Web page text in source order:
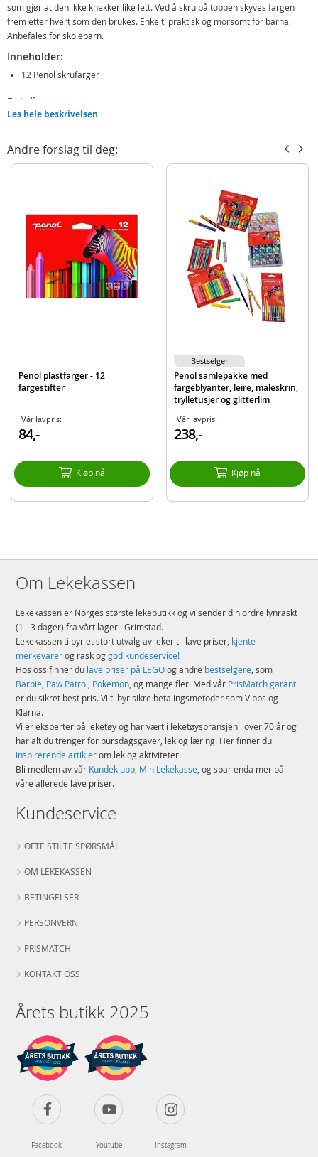
som gjør at den ikke knekker like lett. Ved å skru på toppen skyves fargen
frem etter hvert som den brukes. Enkelt, praktisk og morsomt for barna.
Anbefales for skolebarn.
Inneholder:
12 Penol skrufarger
Detaljer:
PVC-fri
Produktdetaljer
Modell 16000028
Merke
Les hele beskrivelsen
Andre forslag til deg:
Penol plastfarger - 12
fargestifter
Vår lavpris:
84,-
Kjøp nå
Penol samlepakke med
fargeblyanter, leire, maleskrin,
trylletusjer og glitterlim
Vår lavpris:
238,-
Kjøp nå
Bestselger
Om Lekekassen
Lekekassen er Norges største lekebutikk og vi sender din ordre lynraskt
(1 - 3 dager) fra vårt lager i Grimstad.
Lekekassen tilbyr et stort utvalg av leker til lave priser, kjente
merkevarerog rask oggod kundeservice!
Hos oss finner du lave priser på LEGOog andre bestselgere, som
Barbie, Paw Patrol, Pokemon, og mange fler. Med vår PrisMatch garanti
er du sikret best pris. Vi tilbyr sikre betalingsmetoder som Vipps og
Klarna.
Vi er eksperter på leketøy og har vært i leketøysbransjen i over 70 år og
har alt du trenger for bursdagsgaver, lek og læring. Her finner du
inspirerende artiklerom lek og aktiviteter.
Bli medlem av vår Kundeklubb, Min Lekekasse, og spar enda mer på
våre allerede lave priser.
Kundeservice
OFTE STILTE SPØRSMÅL
OM LEKEKASSEN
BETINGELSER
PERSONVERN
PRISMATCH
KONTAKT OSS
Årets butikk 2025
Facebook Youtube Instagram